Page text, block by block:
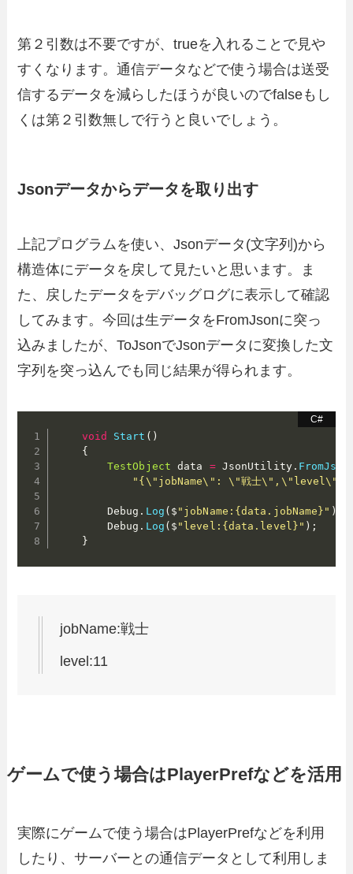
第２引数は不要ですが、trueを入れることで見や
すくなります。通信データなどで使う場合は送受
信するデータを減らしたほうが良いのでfalseもし
くは第２引数無しで行うと良いでしょう。
Jsonデータからデータを取り出す
上記プログラムを使い、Jsonデータ(文字列)から
構造体にデータを戻して見たいと思います。ま
た、戻したデータをデバッグログに表示して確認
してみます。今回は生データをFromJsonに突っ
込みましたが、ToJsonでJsonデータに変換した文
字列を突っ込んでも同じ結果が得られます。
void Start ( )
{
TestObject data = JsonUtility. FromJson
"{\"jobName\": \"戦士\",\"level\":
        Debug
. Log ( $ "jobName:{data.jobName}" )
        Debug
. Log ( $ "level:{data.level}" ) ;
}
jobName:戦士
level:11
ゲームで使う場合はPlayerPrefなどを活用
実際にゲームで使う場合はPlayerPrefなどを利用
したり、サーバーとの通信データとして利用しま